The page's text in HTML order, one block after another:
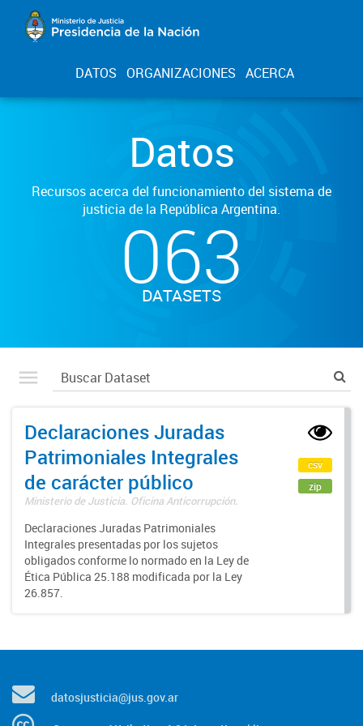
DATOS ORGANIZACIONES ACERCA
Datos
Recursos acerca del funcionamiento del sistema de
justicia de la República Argentina.
063
DATASETS
Declaraciones Juradas
Patrimoniales Integrales
de carácter público
Ministerio de Justicia. Oficina Anticorrupción.
Declaraciones Juradas Patrimoniales
Integrales presentadas por los sujetos
obligados conforme lo normado en la Ley de
Ética Pública 25.188 modificada por la Ley
26.857.
csv
zip
datosjusticia@jus.gov.ar